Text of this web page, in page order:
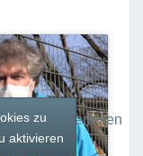
Weiterlesen
zu
aktivieren